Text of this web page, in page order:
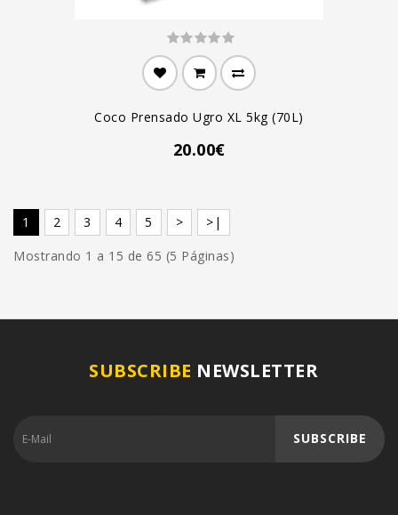
Coco Prensado Ugro XL 5kg (70L)
20.00€
1 2 3 4 5 >
>|
Mostrando 1 a 15 de 65 (5 Páginas)
SUBSCRIBE NEWSLETTER
SUBSCRIBE